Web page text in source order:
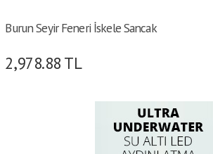
Burun Seyir Feneri İskele Sancak
2,978.88 TL